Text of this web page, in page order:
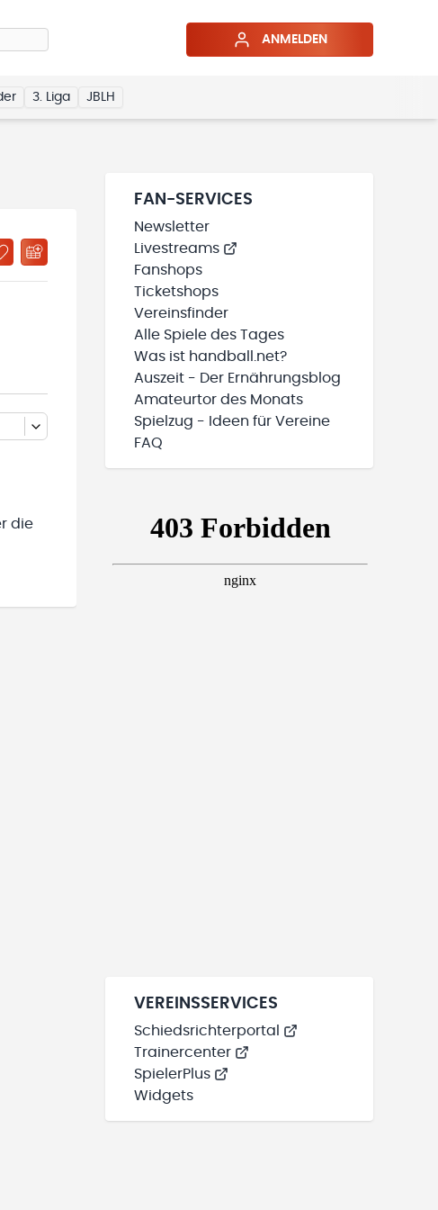
ANMELDEN
3. Liga JBLH
WIRD GELADEN
ZU „MEINE TEAMS“ HINZUFÜGEN
die
FAN-SERVICES
Newsletter
Livestreams
Fanshops
Ticketshops
Vereinsfinder
Alle Spiele des Tages
Was ist handball.net?
Auszeit - Der Ernährungsblog
Amateurtor des Monats
Spielzug - Ideen für Vereine
FAQ
VEREINSSERVICES
Schiedsrichterportal
Trainercenter
SpielerPlus
Widgets